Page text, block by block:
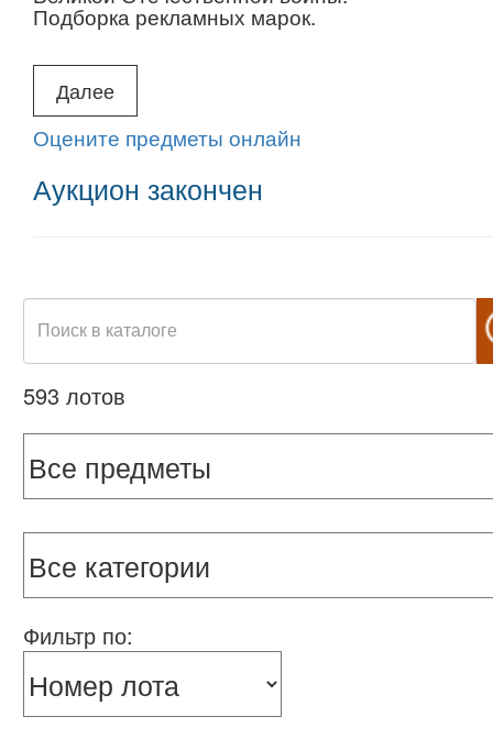
Подборка рекламных марок.
Доставка в Москву по запросу, со 6 по 9
Алексеевская), стоимость доставки 500
Почта России, Арт-почта) • Пожалуйста,
доставки!
При оплате банковской картой
Далее
Оцените предметы онлайн
Аукцион закончен
593 лотов
Фильтр по: